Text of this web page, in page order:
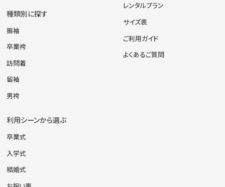
種類別に探す
振袖
卒業袴
訪問着
留袖
男袴
利用シーンから選ぶ
卒業式
入学式
結婚式
レンタルプラン
サイズ表
ご利用ガイド
よくあるご質問